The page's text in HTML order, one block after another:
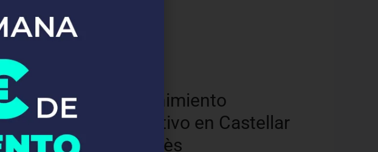
Mantenimiento
Preventivo en Castellar
Del Vallès